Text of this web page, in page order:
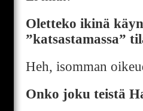
Oletteko ikinä
”katsastamassa”
Heh, isomman
Onko joku teistä